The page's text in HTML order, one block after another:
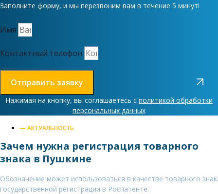
Заполните форму, и мы перезвоним вам в течение 5 минут!
Имя
Контактный телефон
Отправить заявку
Нажимая на кнопку, вы соглашаетесь с политикой обработки
персональных данных
— АКТУАЛЬНОСТЬ
Зачем нужна регистрация товарного
знака в Пушкине
Обозначение может использоваться в качестве товарного
государственной регистрации в Роспатенте.